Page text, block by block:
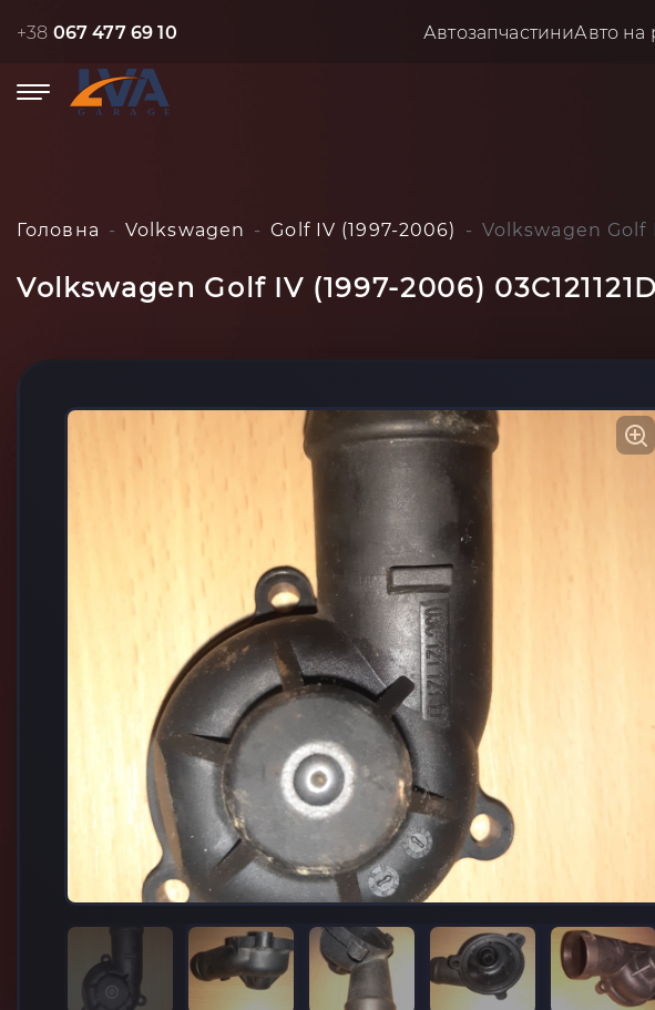
+38 067 477 69 10 АвтозапчастиниАвто на
Головна Volkswagen Golf IV (1997-2006) Volkswagen Golf
Volkswagen Golf IV (1997-2006) 03C121121D